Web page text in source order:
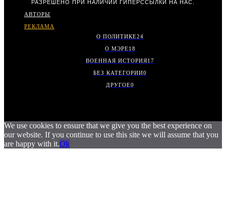
РАЗРЕШЕНО ПРИ НАЛИЧИИ ГИПЕРССЫЛКИ НА НАС.
АВТОРЫ
РЕКЛАМА
О ПОЛИТИКЕ24
О МЭРЕ18
ВОЕННАЯ ИСТОРИЯ17
БЕЗ КАТЕГОРИИ0
ДРУГОЕ0
We use cookies to ensure that we give you the best experience on
our website. If you continue to use this site we will assume that you
are happy with it.Ok